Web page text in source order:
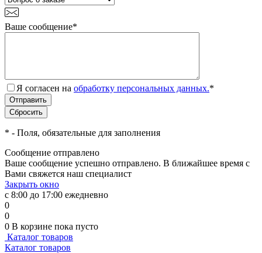
Ваше сообщение*
Я согласен на обработку персональных данных.*
* - Поля, обязательные для заполнения
Сообщение отправлено
Ваше сообщение успешно отправлено. В ближайшее время с
Вами свяжется наш специалист
Закрыть окно
с 8:00 до 17:00 ежедневно
0
0
0 В корзине пока пусто
Каталог товаров
Каталог товаров